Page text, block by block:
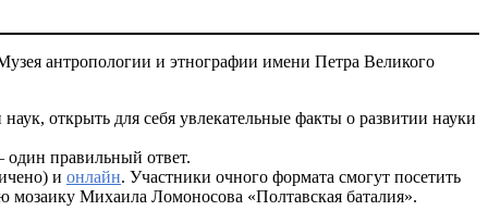
антропологии и этнографии имени Петра Великого
открыть для себя увлекательные факты о развитии науки
правильный ответ.
и онлайн. Участники очного формата смогут посетить
мозаику Михаила Ломоносова «Полтавская баталия».